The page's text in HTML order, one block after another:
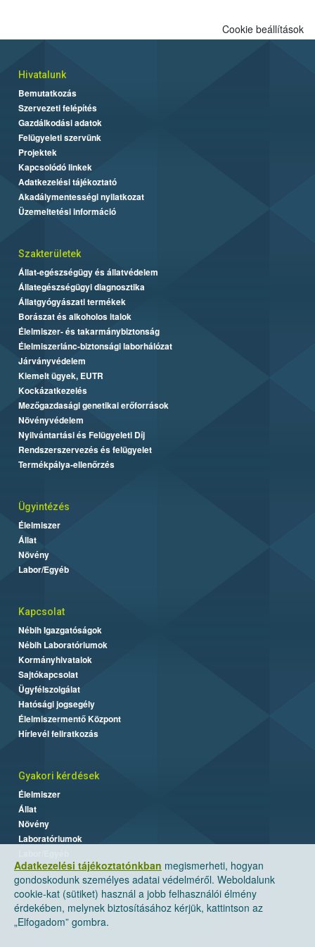
Adatkezelési tájékoztatónkban megismerheti, hogyan
gondoskodunk személyes adatai védelméről. Weboldalunk
cookie-kat (sütiket) használ a jobb felhasználói élmény
érdekében, melynek biztosításához kérjük, kattintson az
„Elfogadom” gombra.
Cookie beállítások
Hivatalunk
Bemutatkozás
Szervezeti felépítés
Gazdálkodási adatok
Felügyeleti szervünk
Projektek
Kapcsolódó linkek
Adatkezelési tájékoztató
Akadálymentességi nyilatkozat
Üzemeltetési információ
Szakterületek
Állat-egészségügy és állatvédelem
Állategészségügyi diagnosztika
Állatgyógyászati termékek
Borászat és alkoholos italok
Élelmiszer- és takarmánybiztonság
Élelmiszerlánc-biztonsági laborhálózat
Járványvédelem
Kiemelt ügyek, EUTR
Kockázatkezelés
Mezőgazdasági genetikai erőforrások
Növényvédelem
Nyilvántartási és Felügyeleti Díj
Rendszerszervezés és felügyelet
Termékpálya-ellenőrzés
Ügyintézés
Élelmiszer
Állat
Növény
Labor/Egyéb
Kapcsolat
Nébih Igazgatóságok
Nébih Laboratóriumok
Kormányhivatalok
Sajtókapcsolat
Ügyfélszolgálat
Hatósági jogsegély
Élelmiszermentő Központ
Hírlevél feliratkozás
Gyakori kérdések
Élelmiszer
Állat
Növény
Laboratóriumok